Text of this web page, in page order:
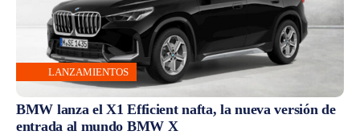
LANZAMIENTOS
BMW lanza el X1 Efficient nafta, la nueva versión de
entrada al mundo BMW X